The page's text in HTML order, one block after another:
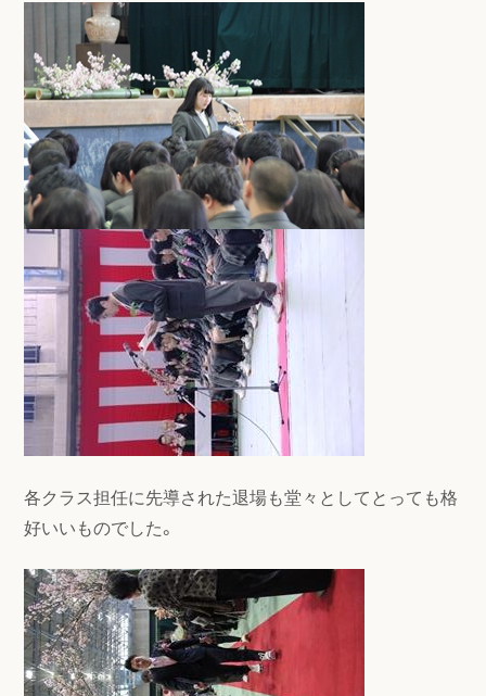
各クラス担任に先導された退場も堂々としてとっても格
好いいものでした。